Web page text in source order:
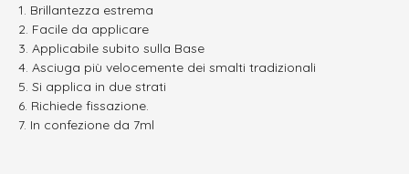
Brillantezza estrema
Facile da applicare
Applicabile subito sulla Base
Asciuga più velocemente dei smalti tradizionali
Si applica in due strati
Richiede fissazione.
In confezione da 7ml